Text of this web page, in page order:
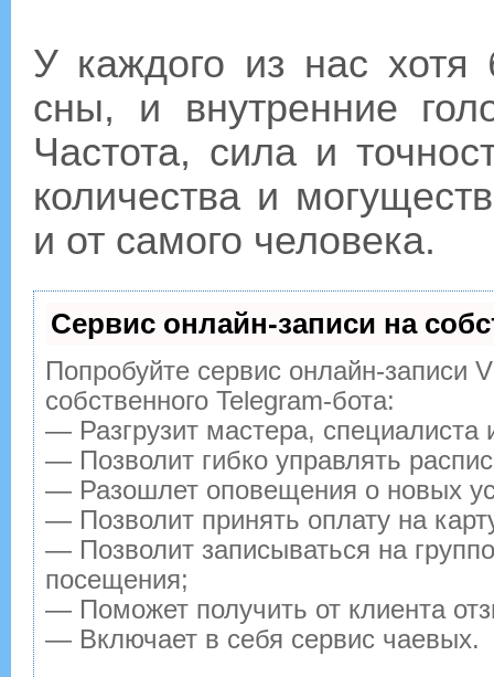
У каждого из нас
сны, и внутренние
Частота, сила и
количества и
и от самого человека.
Сервис онлайн-записи на
Попробуйте сервис онлайн-записи
собственного Telegram-бота:
— Разгрузит мастера,
— Позволит гибко управлять
— Разошлет оповещения о новых
— Позволит принять оплату на
— Позволит записываться на
посещения;
— Поможет получить от клиента
— Включает в себя сервис чаевых.